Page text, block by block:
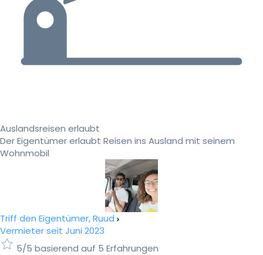
Auslandsreisen erlaubt
Der Eigentümer erlaubt Reisen ins Ausland mit seinem
Wohnmobil
Triff den Eigentümer, Ruud
Vermieter seit Juni 2023
5/5 basierend auf 5 Erfahrungen